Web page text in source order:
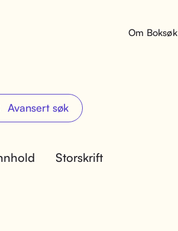
Om Boksøk
Avansert søk
Storskrift